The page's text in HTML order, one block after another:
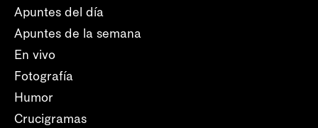
Apuntes del día
Apuntes de la semana
En vivo
Fotografía
Humor
Crucigramas